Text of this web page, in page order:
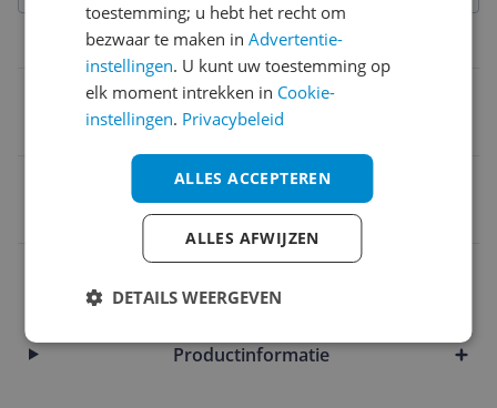
Geschikt voor
Vaatwasser veilig
4017167485102
Inhoud en samenstelling van dit artikel
Overige kenmerken
Productinformatie
toestemming; u hebt het recht om
bezwaar te maken inAdvertentie-
instellingen. U kunt uw toestemming op
elk moment intrekken in Cookie-
instellingen. Privacybeleid
ALLES ACCEPTEREN
ALLES AFWIJZEN
DETAILS WEERGEVEN